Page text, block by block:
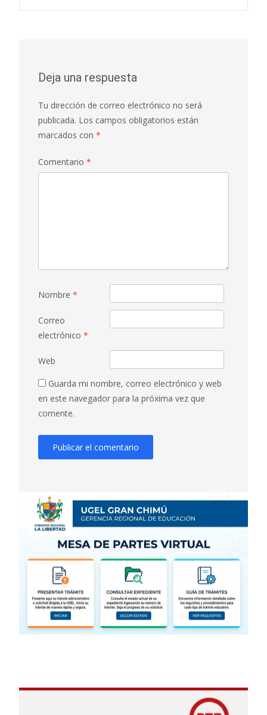
Deja una respuesta
Tu dirección de correo electrónico no será
publicada. Los campos obligatorios están
marcados con *
Comentario *
Nombre *
Correo
electrónico *
Web
Guarda mi nombre, correo electrónico y web
en este navegador para la próxima vez que
comente.